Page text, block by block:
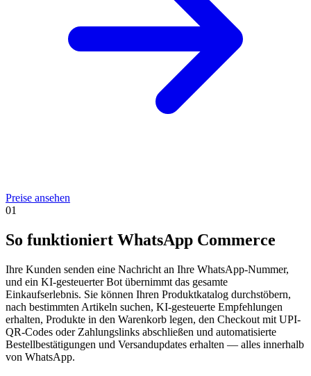
Preise ansehen
01
So funktioniert WhatsApp Commerce
Ihre Kunden senden eine Nachricht an Ihre WhatsApp-Nummer,
und ein KI-gesteuerter Bot übernimmt das gesamte
Einkaufserlebnis. Sie können Ihren Produktkatalog durchstöbern,
nach bestimmten Artikeln suchen, KI-gesteuerte Empfehlungen
erhalten, Produkte in den Warenkorb legen, den Checkout mit UPI-
QR-Codes oder Zahlungslinks abschließen und automatisierte
Bestellbestätigungen und Versandupdates erhalten — alles innerhalb
von WhatsApp.